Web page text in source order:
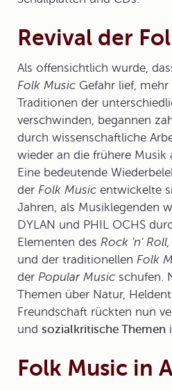
Revival der
Als offensichtlich wurde,
Folk Music Gefahr lief,
Traditionen der
verschwinden, begannen
durch wissenschaftliche
wieder an die frühere Musik
Eine bedeutende
der Folk Music entwickelte
Jahren, als Musiklegenden
DYLAN und PHIL OCHS
Elementen des Rock 'n' Roll,
und der traditionellen Folk
der Popular Music schufen.
Themen über Natur,
Freundschaft rückten nun
und sozialkritische Themen
Folk Music in